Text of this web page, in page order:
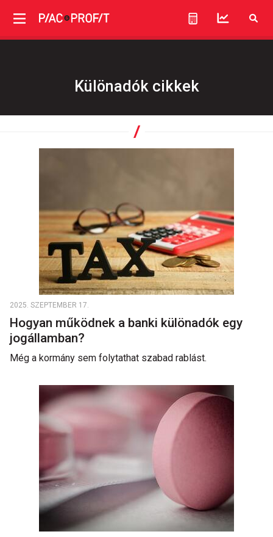
Különadók cikkek
2025. SZEPTEMBER 17.
Hogyan működnek a banki különadók egy
jogállamban?
Még a kormány sem folytathat szabad rablást.